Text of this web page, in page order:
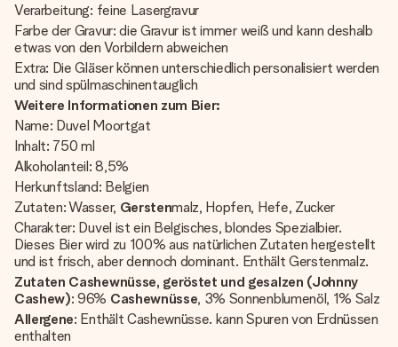
Verarbeitung: feine Lasergravur
Farbe der Gravur: die Gravur ist immer weiß und kann deshalb
etwas von den Vorbildern abweichen
Extra: Die Gläser können unterschiedlich personalisiert werden
und sind spülmaschinentauglich
Weitere Informationen zum Bier:
Name: Duvel Moortgat
Inhalt: 750 ml
Alkoholanteil: 8,5%
Herkunftsland: Belgien
Zutaten: Wasser, Gerstenmalz, Hopfen, Hefe, Zucker
Charakter: Duvel ist ein Belgisches, blondes Spezialbier.
Dieses Bier wird zu 100% aus natürlichen Zutaten hergestellt
und ist frisch, aber dennoch dominant. Enthält Gerstenmalz.
Zutaten Cashewnüsse, geröstet und gesalzen (Johnny
Cashew): 96% Cashewnüsse, 3% Sonnenblumenöl, 1% Salz
Allergene: Enthält Cashewnüsse. kann Spuren von Erdnüssen
enthalten